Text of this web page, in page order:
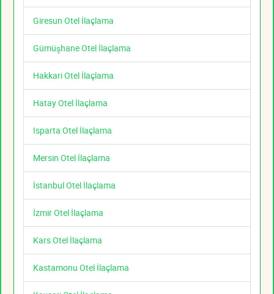
Giresun Otel İlaçlama
Gümüşhane Otel İlaçlama
Hakkari Otel İlaçlama
Hatay Otel İlaçlama
Isparta Otel İlaçlama
Mersin Otel İlaçlama
İstanbul Otel İlaçlama
İzmir Otel İlaçlama
Kars Otel İlaçlama
Kastamonu Otel İlaçlama